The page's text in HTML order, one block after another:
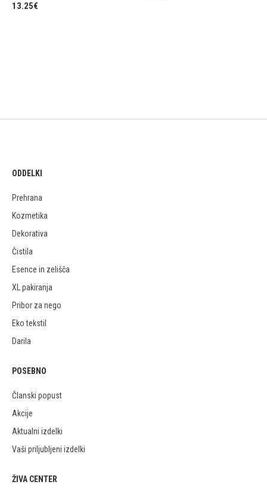
13.25€
ODDELKI
Prehrana
Kozmetika
Dekorativa
Čistila
Esence in zelišča
XL pakiranja
Pribor za nego
Eko tekstil
Darila
POSEBNO
Članski popust
Akcije
Aktualni izdelki
Vaši priljubljeni izdelki
ŽIVA CENTER